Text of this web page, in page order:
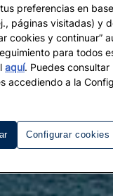
preferencias en
páginas visitadas) y
cookies y continuar”
para todos
aquí. Puedes consultar
accediendo a la
Configurar cookies